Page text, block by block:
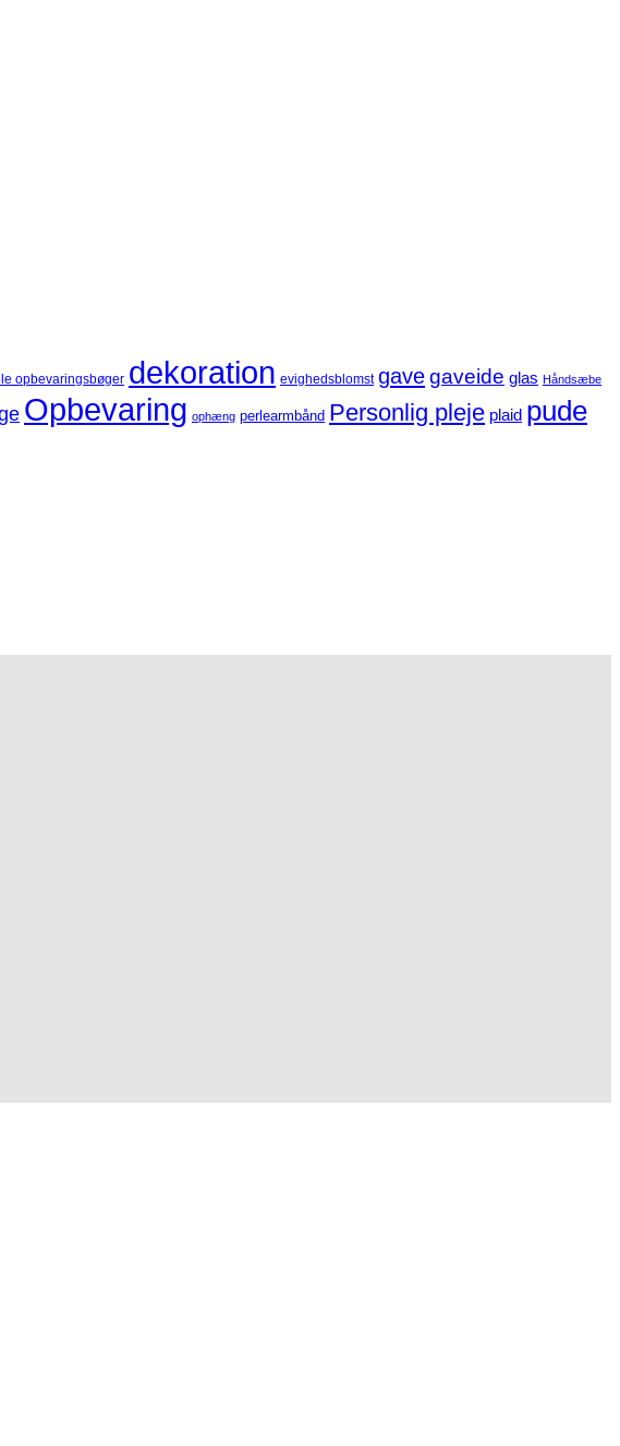
opbevaringsbøger dekoration evighedsblomst gavegaveide glas Håndsæbe
Opbevaring ophæng perlearmbånd Personlig pleje plaid pude